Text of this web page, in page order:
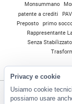
Monsummano
patente a crediti
PAV
Preposto
primo
Rappresentante
Senza
Privacy e cookie
Usiamo cookie
possiamo usare